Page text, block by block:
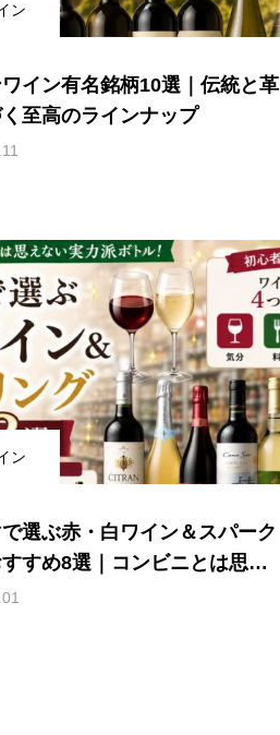
ン
イン有名銘柄10選｜伝統と革
至高のラインナップ
ン
選ぶ赤・白ワイン＆スパーク
すめ8選｜コンビニとは思え
ボトル